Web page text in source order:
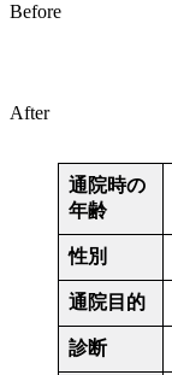
Before
After
通院時の
年齢
性別
通院目的
診断